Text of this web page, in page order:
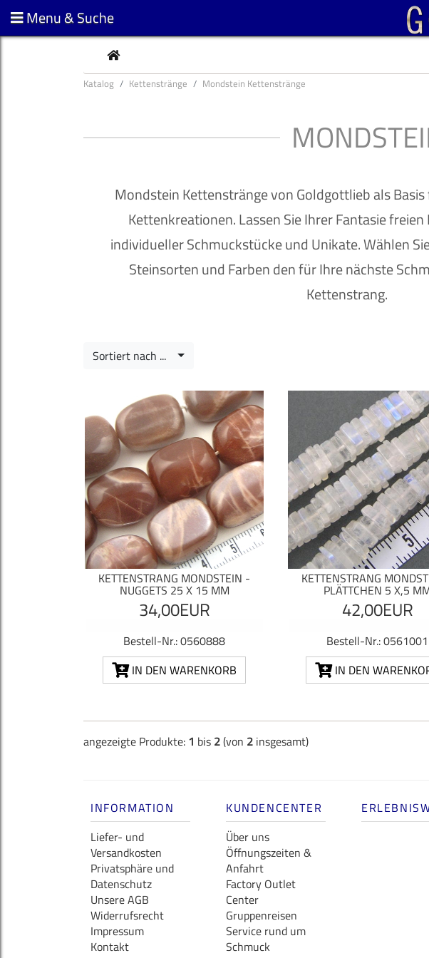
Menu & Suche
CURRENT
Katalog Kettenstränge Mondstein Kettenstränge
Mondstein Kettenstränge von Goldgottlieb als
Kettenkreationen. Lassen Sie Ihrer Fantasie
individueller Schmuckstücke und Unikate. Wählen
Steinsorten und Farben den für Ihre nächste
Kettenstrang.
Sortiert nach ...
KETTENSTRANG MONDSTEIN -
NUGGETS 25 X 15 MM
34,00EUR
Bestell-Nr.: 0560888
IN DEN WARENKORB
KETTENSTRANG
PLÄTTCHEN 5 X,5
42,00EUR
Bestell-Nr.: 0561001
IN DEN
angezeigte Produkte: 1 bis 2(von 2 insgesamt)
INFORMATION
Liefer- und
Versandkosten
Privatsphäre und
Datenschutz
Unsere AGB
Widerrufsrecht
Impressum
Kontakt
KUNDENCENTER
Über uns
Öffnungszeiten &
Anfahrt
Factory Outlet
Center
Gruppenreisen
Service rund um
Schmuck